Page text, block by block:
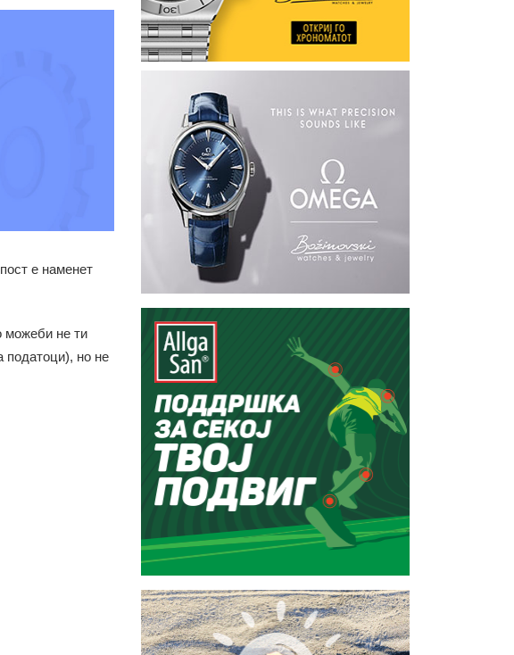
е наменет
можеби не ти
податоци), но не